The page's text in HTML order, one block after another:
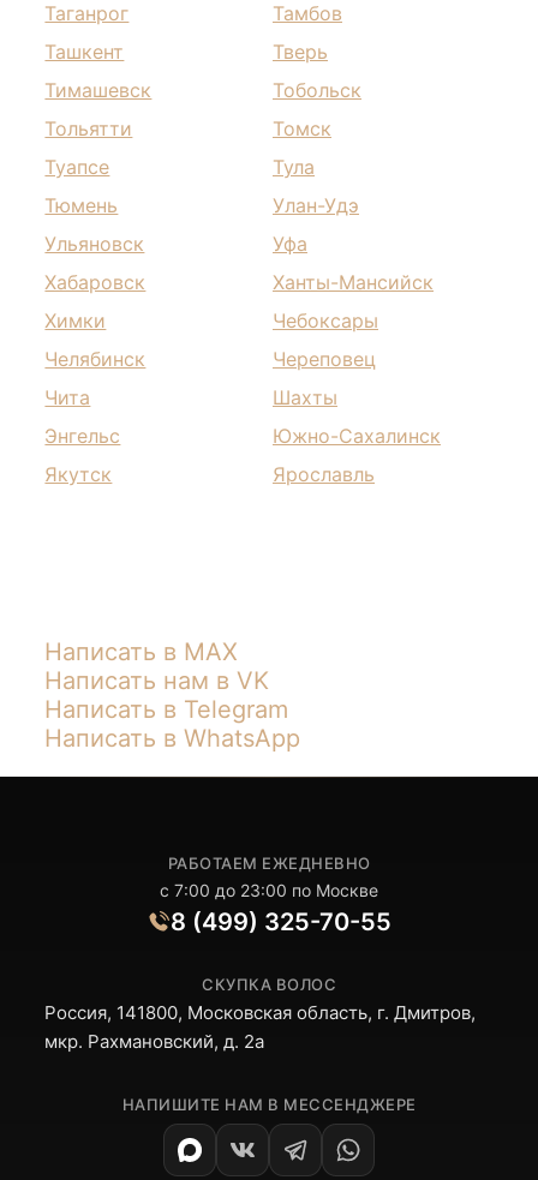
Таганрог
Тамбов
Ташкент
Тверь
Тимашевск
Тобольск
Тольятти
Томск
Туапсе
Тула
Тюмень
Улан-Удэ
Ульяновск
Уфа
Хабаровск
Ханты-Мансийск
Химки
Чебоксары
Челябинск
Череповец
Чита
Шахты
Энгельс
Южно-Сахалинск
Якутск
Ярославль
Написать в MAX
Написать нам в VK
Написать в Telegram
Написать в WhatsApp
РАБОТАЕМ ЕЖЕДНЕВНО
с 7:00 до 23:00 по Москве
8 (499) 325-70-55
СКУПКА ВОЛОС
Россия, 141800, Московская область, г. Дмитров,
мкр. Рахмановский, д. 2а
НАПИШИТЕ НАМ В МЕССЕНДЖЕРЕ